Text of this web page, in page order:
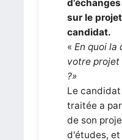
sur le
candidat.
« En quoi
votre projet
?»
Le
traitée a
de son
d'études, et